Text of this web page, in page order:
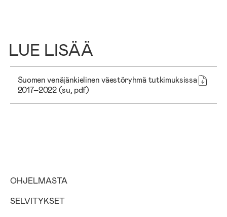
LUE LISÄÄ
Suomen venäjänkielinen väestöryhmä tutkimuksissa
2017–2022 (su, pdf)
OHJELMASTA
SELVITYKSET